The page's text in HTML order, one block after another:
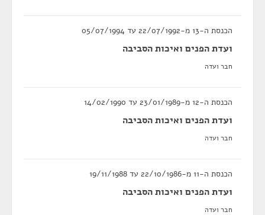
הכנסת ה-13 מ-22/07/1992 עד 05/07/1994
ועדת הפנים ואיכות הסביבה
חבר ועדה
הכנסת ה-12 מ-23/01/1989 עד 14/02/1990
ועדת הפנים ואיכות הסביבה
חבר ועדה
הכנסת ה-11 מ-22/10/1986 עד 19/11/1988
ועדת הפנים ואיכות הסביבה
חבר ועדה